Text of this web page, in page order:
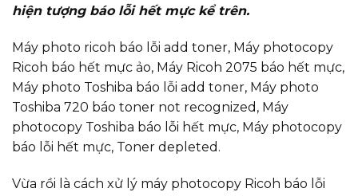
hiện tượng báo lỗi hết mực kể trên.
Máy photo ricoh báo lỗi add toner, Máy photocopy
Ricoh báo hết mực ảo, Máy Ricoh 2075 báo hết mực,
Máy photo Toshiba báo lỗi add toner, Máy photo
Toshiba 720 báo toner not recognized, Máy
photocopy Toshiba báo lỗi hết mực, Máy photocopy
báo lỗi hết mực, Toner depleted.
Vừa rồi là cách xử lý máy photocopy Ricoh báo lỗi